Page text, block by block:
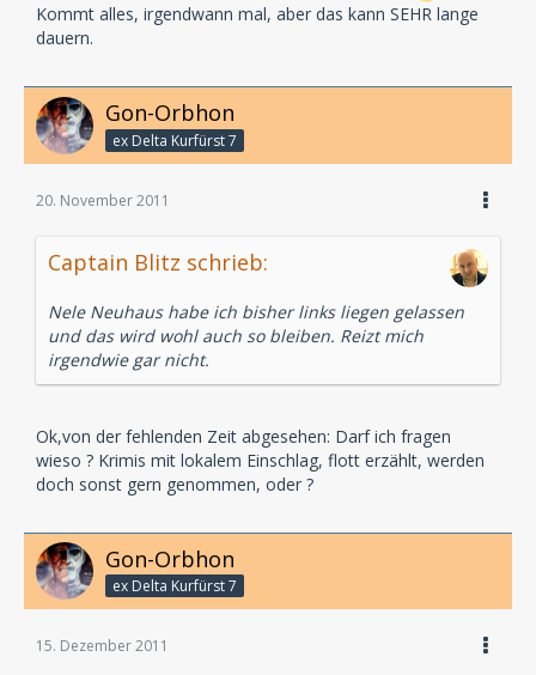
Kommt alles, irgendwann mal, aber das kann SEHR lange
dauern.
Gon-Orbhon
ex Delta Kurfürst 7
20. November 2011
Captain Blitz schrieb:
Nele Neuhaus habe ich bisher links liegen gelassen
und das wird wohl auch so bleiben. Reizt mich
irgendwie gar nicht.
Ok,von der fehlenden Zeit abgesehen: Darf ich fragen
wieso ? Krimis mit lokalem Einschlag, flott erzählt, werden
doch sonst gern genommen, oder ?
Gon-Orbhon
ex Delta Kurfürst 7
15. Dezember 2011